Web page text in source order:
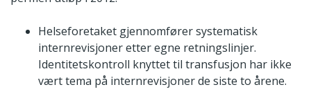
Helseforetaket gjennomfører systematisk
internrevisjoner etter egne retningslinjer.
Identitetskontroll knyttet til transfusjon har ikke
vært tema på internrevisjoner de siste to årene.